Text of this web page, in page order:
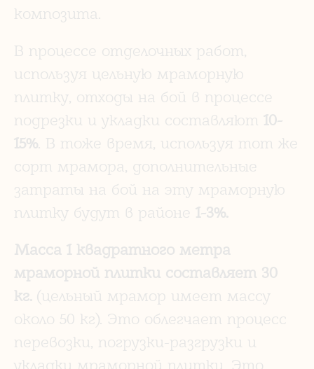
композита.
В процессе отделочных работ,
используя цельную мраморную
плитку, отходы на бой в процессе
подрезки и укладки составляют 10-
15% . В тоже время, используя тот же
сорт мрамора, дополнительные
затраты на бой на эту мраморную
плитку будут в районе 1-3%.
Масса 1 квадратного метра
мраморной плитки составляет 30
кг. (цельный мрамор имеет массу
около 50 кг). Это облегчает процесс
перевозки, погрузки-разгрузки и
укладки мраморной плитки. Это